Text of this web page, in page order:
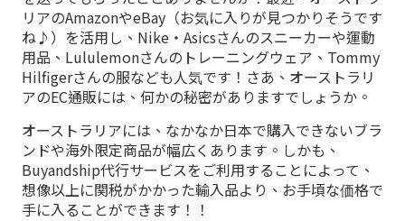
リアのAmazonやeBay（お気に入りが見つかりそうです
ね♪）を活用し、Nike・Asicsさんのスニーカーや運動
用品、Lululemonさんのトレーニングウェア、Tommy
Hilfigerさんの服なども人気です！さあ、オーストラリ
アのEC通販には、何かの秘密がありますでしょうか。
オーストラリアには、なかなか日本で購入できないブラ
ンドや海外限定商品が幅広くあります。しかも、
Buyandship代行サービスをご利用することによって、
想像以上に関税がかかった輸入品より、お手頃な価格で
手に入ることができます！！